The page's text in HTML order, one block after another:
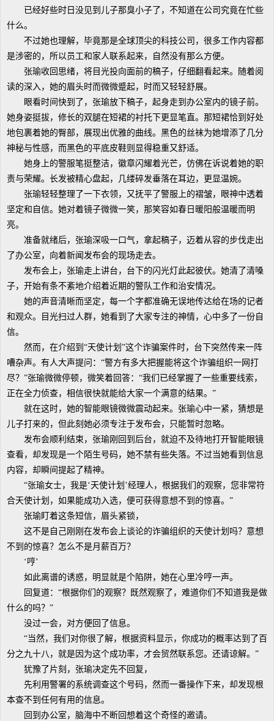
已经好些时日没见到儿子那臭小子了，不知道在公司究竟在忙些
什么。
不过她也理解，毕竟那是全球顶尖的科技公司，很多工作内容都
是涉密的，所以员工和家人联系起来，自然没有那么方便。
张瑜收回思绪，将目光投向面前的稿子，仔细翻看起来。随着阅
读的深入，她的眉头时而微微蹙起，时而又轻轻舒展。
眼看时间快到了，张瑜放下稿子，起身走到办公室内的镜子前。
她身姿挺拔，修长的双腿在短裙的衬托下更显笔直。那短裙恰到好处
地包裹着她的臀部，展现出优雅的曲线。黑色的丝袜为她增添了几分
神秘与性感，而黑色的平底皮鞋则显得稳重又舒适。
她身上的警服笔挺整洁，徽章闪耀着光芒，仿佛在诉说着她的职
责与荣耀。长发被精心盘起，几缕碎发垂落在耳边，更显温婉。
张瑜轻轻整理了一下衣领，又抚平了警服上的褶皱，眼神中透着
坚定和自信。她对着镜子微微一笑，那笑容如春日暖阳般温暖而明
亮。
准备就绪后，张瑜深吸一口气，拿起稿子，迈着从容的步伐走出
了办公室，向着新闻发布会的现场走去。
发布会上，张瑜走上讲台，台下的闪光灯此起彼伏。她清了清嗓
子，开始有条不紊地介绍着近期的警队工作和治安情况。
她的声音清晰而坚定，每一个字都准确无误地传达给在场的记者
和观众。目光扫过人群，她看到了大家专注的神情，心中多了一份自
信。
然而，在介绍到“天使计划”这个诈骗案件时，台下突然传来一阵
嘈杂声。有人大声提问：“警方有多大把握能将这个诈骗组织一网打
尽？”张瑜微微停顿，微笑着回答：“我们已经掌握了一些重要线索，
正在全力侦查，相信很快就能给大家一个满意的结果。”
就在这时，她的智能眼镜微微震动起来。张瑜心中一紧，猜想是
儿子打来的，但此刻她必须专注于发布会，只能暂时忽略。
发布会顺利结束，张瑜刚回到后台，就迫不及待地打开智能眼镜
查看，却发现是一个陌生号码，她不禁有些失落。不过当她看到信息
内容，却瞬间提起了精神。
“张瑜女士，我是‘天使计划’经理人，根据我们的观察，您非常符
合天使计划，如果能成功入选，便可获得意想不到的惊喜。”
张瑜盯着这条短信，眉头紧锁，
这不是自己刚刚在发布会上谈论的诈骗组织的天使计划吗？意想
不到的惊喜？怎么不是月薪百万？
‘哼’
如此离谱的诱惑，明显就是个陷阱，她在心里冷哼一声。
回复道：“根据你们的观察？既然观察了，难道你们不知道我是做
什么的吗？”
没过一会，对方便回了信息。
“当然，我们对你很了解，根据资料显示，你成功的概率达到了百
分之九十八，就是因为这个成功率，才会贸然联系您。还请谅解。”
犹豫了片刻，张瑜决定先不回复，
先利用警署的系统调查这个号码，然而一番操作下来，却发现根
本查不到任何有用的信息。
回到办公室，脑海中不断回想着这个奇怪的邀请。